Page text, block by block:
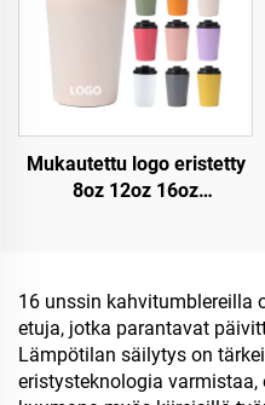
Mukautettu logo eristetty
8oz 12oz 16oz
kaksiseinäinen
tyhjiökahvimuki
portaatilattomalla kannella
16 unssin kahvitumblereilla
etuja, jotka parantavat
Lämpötilan säilytys on
eristysteknologia